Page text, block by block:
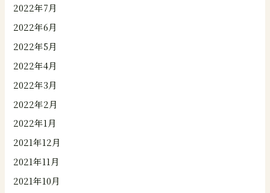
2022年7月
2022年6月
2022年5月
2022年4月
2022年3月
2022年2月
2022年1月
2021年12月
2021年11月
2021年10月